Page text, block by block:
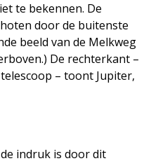
te bekennen. De
door de buitenste
beeld van de Melkweg
De rechterkant –
– toont Jupiter,
indruk is door dit